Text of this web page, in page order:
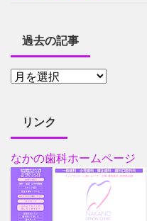
過去の記事
リンク
なかの歯科ホームページ